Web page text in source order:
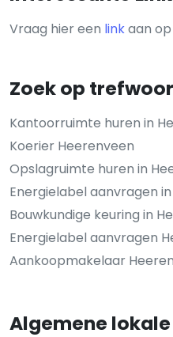
Vraag hier een linkaan
Zoek op
Kantoorruimte huren in
Koerier Heerenveen
Opslagruimte huren in
Energielabel aanvragen
Bouwkundige keuring in
Energielabel aanvragen
Aankoopmakelaar
Algemene